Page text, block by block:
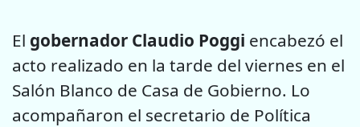
El gobernador Claudio Poggi encabezó el
acto realizado en la tarde del viernes en el
Salón Blanco de Casa de Gobierno. Lo
acompañaron el secretario de Política